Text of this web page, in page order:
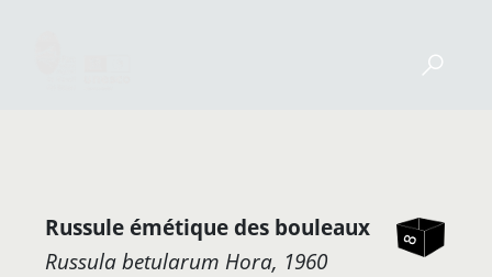
Russule émétique des bouleaux
Russula betularum Hora, 1960